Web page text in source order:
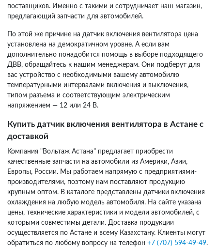
поставщиков. Именно с такими и сотрудничает наш магазин,
предлагающий запчасти для автомобилей.
По этой же причине на датчик включения вентилятора цена
установлена на демократичном уровне. А если вам
дополнительно понадобится помощь в выборе подходящего
ДВВ, обращайтесь к нашим менеджерам. Они подберут для
вас устройство с необходимыми вашему автомобилю
температурными интервалами включения и выключения,
типом разъема и соответствующим электрическим
напряжением — 12 или 24 В.
Купить датчик включения вентилятора в Астане с
доставкой
Компания "Вольтаж Астана" предлагает приобрести
качественные запчасти на автомобили из Америки, Азии,
Европы, России. Мы работаем напрямую с предприятиями-
производителями, поэтому нам поставляют продукцию
крупным оптом. В каталоге представлены датчики включения
охлаждения на любую модель автомобиля. На сайте указана
цены, технические характеристики и модели автомобилей, с
которыми совместимы детали. Доставка продукции
осуществляется по Астане и всему Казахстану. Клиенты могут
обратиться по любому вопросу на телефон +7 (707) 594-49-49.